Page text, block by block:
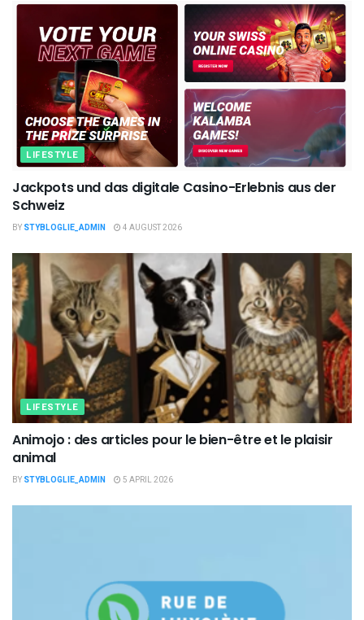
LIFESTYLE
Jackpots und das digitale Casino-Erlebnis aus der
Schweiz
BY STYBLOGLIE_ADMIN 4 AUGUST 2026
LIFESTYLE
Animojo : des articles pour le bien-être et le plaisir
animal
BY STYBLOGLIE_ADMIN 5 APRIL 2026